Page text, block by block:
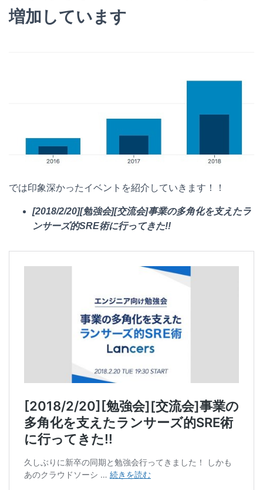
増加しています
では印象深かったイベントを紹介していきます！！
[2018/2/20][勉強会][交流会]事業の多角化を支えたラ
ンサーズ的SRE術に行ってきた!!